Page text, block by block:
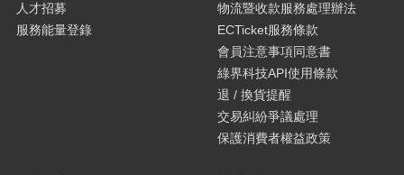
人才招募
服務能量登錄
物流暨收款服務處理辦法
ECTicket服務條款
會員注意事項同意書
綠界科技API使用條款
退 / 換貨提醒
交易糾紛爭議處理
保護消費者權益政策